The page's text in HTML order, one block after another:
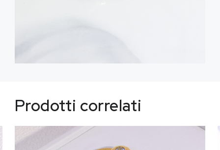
Prodotti correlati